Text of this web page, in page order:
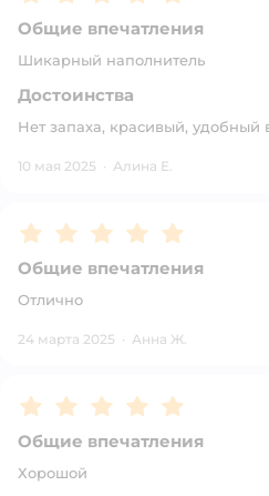
Общие впечатления
Шикарный наполнитель
Достоинства
Нет запаха, красивый, удобный
10 мая 2025 · Алина Е.
Рейтинг:5
Общие впечатления
Отлично
24 марта 2025 · Анна Ж.
Рейтинг:5
Общие впечатления
Хорошой